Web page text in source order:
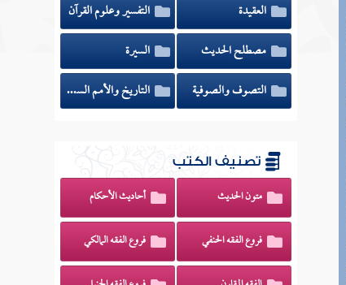
العقيدة
التفسير وعلوم القرآن
مصطلح الحديث
السيرة
التصوف والصوفية
التاريخ والأمم السابقة
تصنيف الكتب
متون الحديث أحاديث الأحكام
فروع الفقه الحنفي فروع الفقه المالكي